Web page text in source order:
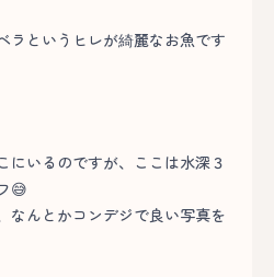
ラというヒレが綺麗なお魚です
にいるのですが、ここは水深３
😅
なんとかコンデジで良い写真を